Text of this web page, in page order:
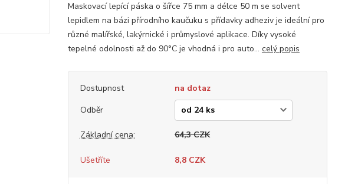
Maskovací lepící páska o šířce 75 mm a délce 50 m se solvent
lepidlem na bázi přírodního kaučuku s přídavky adheziv je ideální pro
různé malířské, lakýrnické i průmyslové aplikace. Díky vysoké
tepelné odolnosti až do 90°C je vhodná i pro auto... celý popis
Dostupnost
na dotaz
Odběr
Základní cena: 64,3 CZK
Ušetříte 8,8 CZK